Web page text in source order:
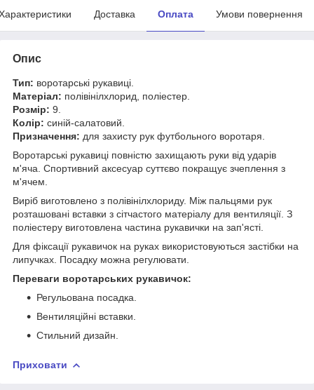
Доставка Оплата Умови повернення
Опис
Тип: воротарські рукавиці.
Матеріал: полівінілхлорид, поліестер.
Розмір: 9.
Колір: синій-салатовий.
Призначення: для захисту рук футбольного воротаря.
Воротарські рукавиці повністю захищають руки від ударів
м'яча. Спортивний аксесуар суттєво покращує зчеплення з
м'ячем.
Виріб виготовлено з полівінілхлориду. Між пальцями рук
розташовані вставки з сітчастого матеріалу для вентиляції. З
поліестеру виготовлена частина рукавички на зап'ясті.
Для фіксації рукавичок на руках використовуються застібки на
липучках. Посадку можна регулювати.
Переваги воротарських рукавичок:
Регульована посадка.
Вентиляційні вставки.
Стильний дизайн.
Приховати